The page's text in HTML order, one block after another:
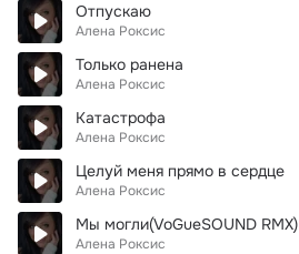
Отпускаю
Алена Роксис
Только ранена
Алена Роксис
Катастрофа
Алена Роксис
Целуй меня прямо в сердце
Алена Роксис
Мы могли(VoGueSOUND RMX)
Алена Роксис